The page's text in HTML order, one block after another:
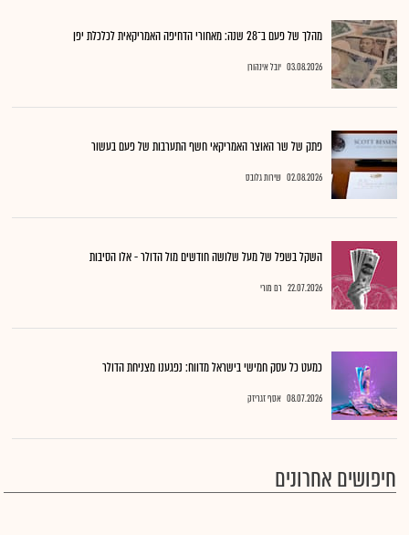
מהלך של פעם ב־28 שנה: מאחורי הדחיפה האמריקאית לכלכלת יפן
03.08.2026 יובל אינהורן
פתק של שר האוצר האמריקאי חשף התערבות של פעם בעשור
02.08.2026 שירות גלובס
השקל בשפל של מעל שלושה חודשים מול הדולר - אלו הסיבות
22.07.2026 רם מורי
כמעט כל עסק חמישי בישראל מדווח: נפגענו מצניחת הדולר
08.07.2026 אסף זגריזק
חיפושים אחרונים